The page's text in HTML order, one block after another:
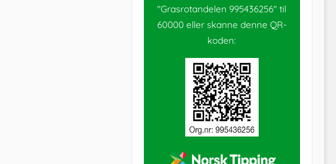
"Grasrotandelen 995436256" til
60000 eller skanne denne QR-
koden: